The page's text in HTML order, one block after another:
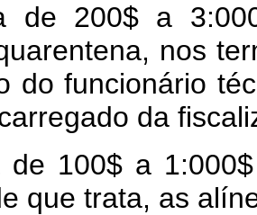
de 200$ a
nos
do funcionário
da
de 100$ a
que trata, as